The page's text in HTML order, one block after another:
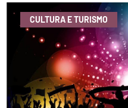
CULTURA E TURISMO